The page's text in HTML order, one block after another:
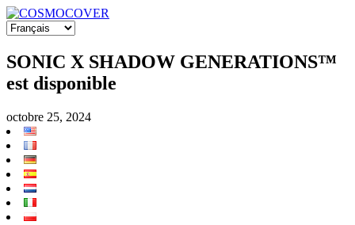
SONIC X SHADOW GENERATIONS™
est disponible
octobre 25, 2024